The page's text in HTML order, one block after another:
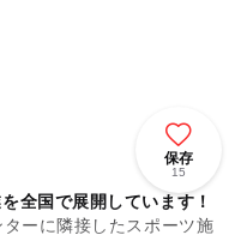
保存
15
全国で展開しています！
ーに隣接したスポーツ施